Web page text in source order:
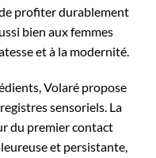
profiter durablement
bien aux femmes
et à la modernité.
Volaré propose
sensoriels. La
du premier contact
et persistante,